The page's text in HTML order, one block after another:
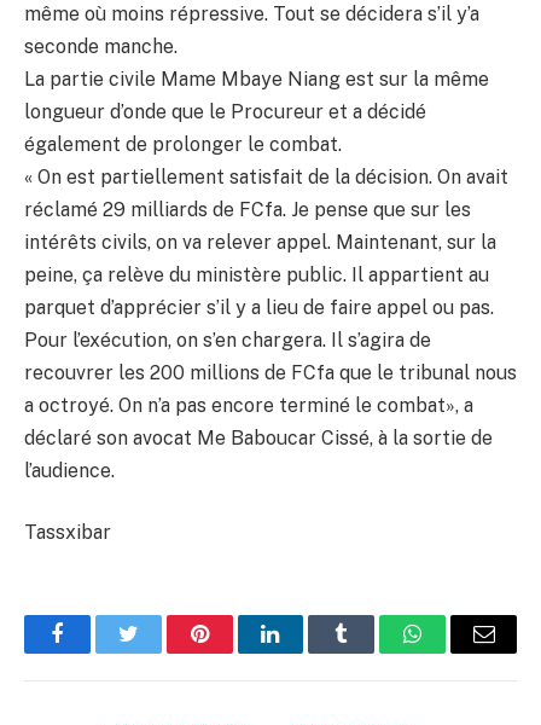
même où moins répressive. Tout se décidera s’il y’a
seconde manche.
La partie civile Mame Mbaye Niang est sur la même
longueur d’onde que le Procureur et a décidé
également de prolonger le combat.
« On est partiellement satisfait de la décision. On avait
réclamé 29 milliards de FCfa. Je pense que sur les
intérêts civils, on va relever appel. Maintenant, sur la
peine, ça relève du ministère public. Il appartient au
parquet d’apprécier s’il y a lieu de faire appel ou pas.
Pour l’exécution, on s’en chargera. Il s’agira de
recouvrer les 200 millions de FCfa que le tribunal nous
a octroyé. On n’a pas encore terminé le combat», a
déclaré son avocat Me Baboucar Cissé, à la sortie de
l’audience.
Tassxibar
FacebookTwitter PinterestLinkedInTumblr WhatsAppEmail